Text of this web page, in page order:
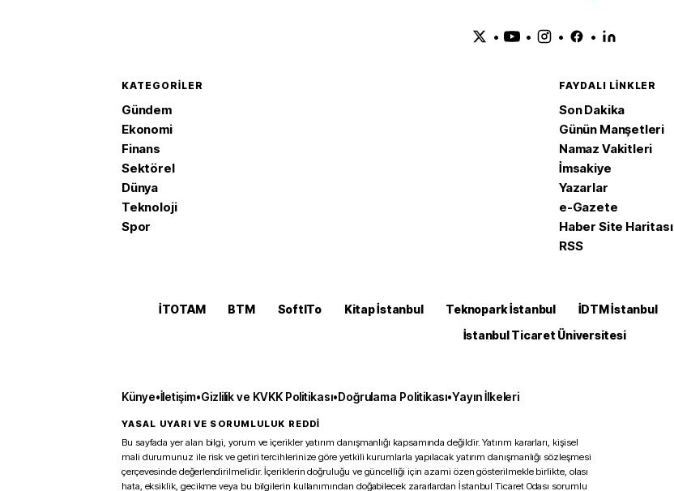
• • • •
KATEGORILER
Gündem
Ekonomi
Finans
Sektörel
Dünya
Teknoloji
Spor
FAYDALI LINKLER
Son Dakika
Günün Manşetleri
Namaz Vakitleri
İmsakiye
Yazarlar
e-Gazete
Haber Site Haritası
RSS
İTOTAM BTM SoftITo Kitap İstanbul Teknopark İstanbul İDTM İstanbul
İstanbul Ticaret Üniversitesi
Künye•İletişim•Gizlilik ve KVKK Politikası•Doğrulama Politikası•Yayın İlkeleri
YASAL UYARI VE SORUMLULUK REDDİ
Bu sayfada yer alan bilgi, yorum ve içerikler yatırım danışmanlığı kapsamında değildir. Yatırım kararları, kişisel
mali durumunuz ile risk ve getiri tercihlerinize göre yetkili kurumlarla yapılacak yatırım danışmanlığı sözleşmesi
çerçevesinde değerlendirilmelidir. İçeriklerin doğruluğu ve güncelliği için azami özen gösterilmekle birlikte, olası
hata, eksiklik, gecikme veya bu bilgilerin kullanımından doğabilecek zararlardan İstanbul Ticaret Odası sorumlu